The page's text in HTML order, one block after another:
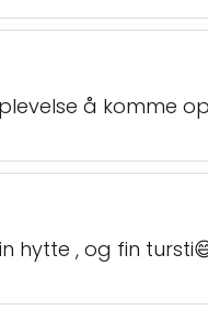
å komme
hytte , og fin